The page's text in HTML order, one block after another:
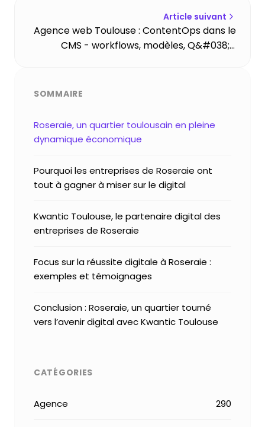
Article suivant
Agence web Toulouse : ContentOps dans le
CMS - workflows, modèles, Q&#038;A
SOMMAIRE
Roseraie, un quartier toulousain en pleine
dynamique économique
Pourquoi les entreprises de Roseraie ont
tout à gagner à miser sur le digital
Kwantic Toulouse, le partenaire digital des
entreprises de Roseraie
Focus sur la réussite digitale à Roseraie :
exemples et témoignages
Conclusion : Roseraie, un quartier tourné
vers l’avenir digital avec Kwantic Toulouse
CATÉGORIES
Agence 290